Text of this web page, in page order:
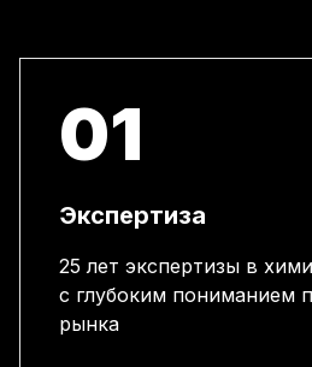
01
Экспертиза
25 лет экспертизы в
с глубоким пониманием
рынка